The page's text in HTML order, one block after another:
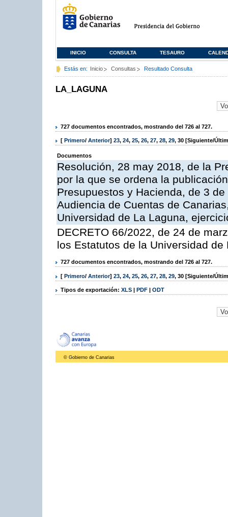
INICIO CONSULTA TESAURO
Estás en: Inicio Consultas Resultado Consulta
LA_LAGUNA
727 documentos encontrados, mostrando del 726 al 727.
[ Primero/ Anterior] 23, 24, 25, 26, 27, 28, 29, 30 [Siguiente/
Documentos
Resolución, 28 may 2018, de la
por la que se ordena la
Presupuestos y Hacienda, de 3
Audiencia de Cuentas de
Universidad de La Laguna,
DECRETO 66/2022, de 24 de
los Estatutos de la Universidad de
727 documentos encontrados, mostrando del 726 al 727.
[ Primero/ Anterior] 23, 24, 25, 26, 27, 28, 29, 30 [Siguiente/
Tipos de exportación: XLS | PDF | ODT
© Gobierno de Canarias